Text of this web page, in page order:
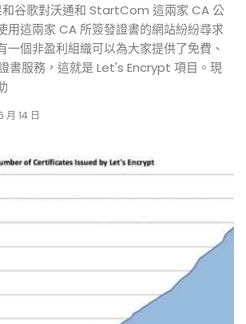
谷歌對沃通和 StartCom 這兩家 CA 公
用這兩家 CA 所簽發證書的網站紛紛尋求
一個非盈利組織可以為大家提供了免費、
書服務，這就是 Let's Encrypt 項目。現
月 14 日